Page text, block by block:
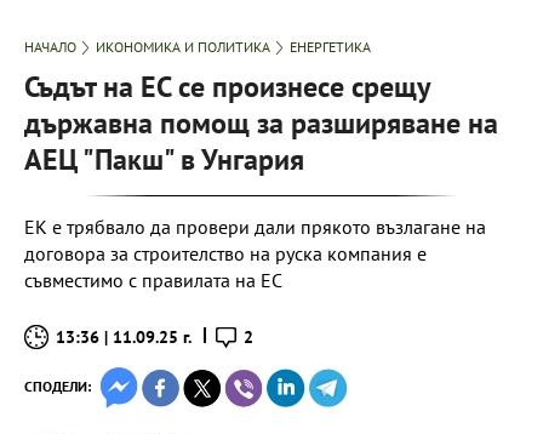
НАЧАЛО ИКОНОМИКА И ПОЛИТИКА ЕНЕРГЕТИКА
Съдът на ЕС се произнесе срещу
държавна помощ за разширяване на
АЕЦ "Пакш" в Унгария
ЕК е трябвало да провери дали прякото възлагане на
договора за строителство на руска компания е
съвместимо с правилата на ЕС
13:36 | 11.09.25 г. 2
СПОДЕЛИ: